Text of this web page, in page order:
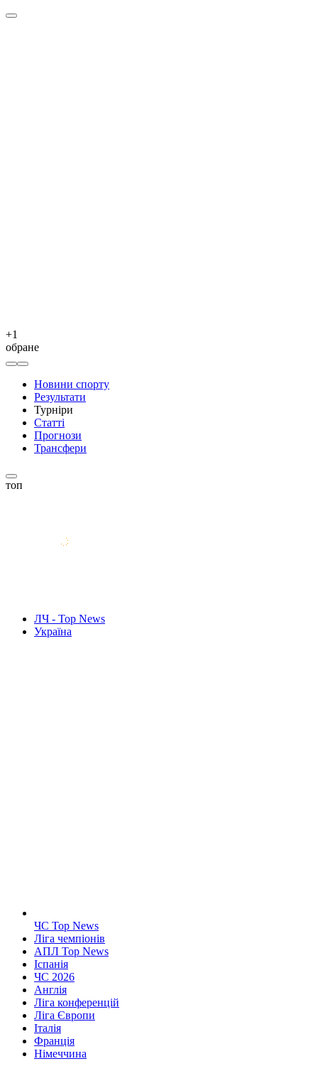
+1
обране
Новини спорту
Результати
Турніри
Статті
Прогнози
Трансфери
топ
ЛЧ - Top News
Україна
ЧС Top News
Ліга чемпіонів
АПЛ Top News
Іспанія
ЧС 2026
Англія
Ліга конференцій
Ліга Європи
Італія
Франція
Німеччина